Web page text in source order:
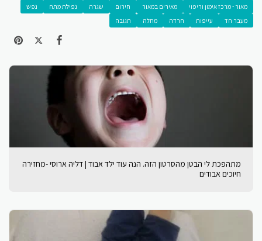
מאור - מרכז אימון וריפוי מאירים במאור חירום שגרה נפילת מתח
נפש
מעבר חד
עייפות חרדה מחלה תגובה
מתהפכת לי הבטן מהסרטון הזה. הנה עוד ילד אבוד | דליה ארוסי -מחזירה
חיוכים אבודים